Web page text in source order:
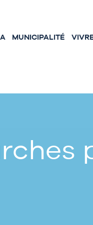
MUNICIPALITÉ